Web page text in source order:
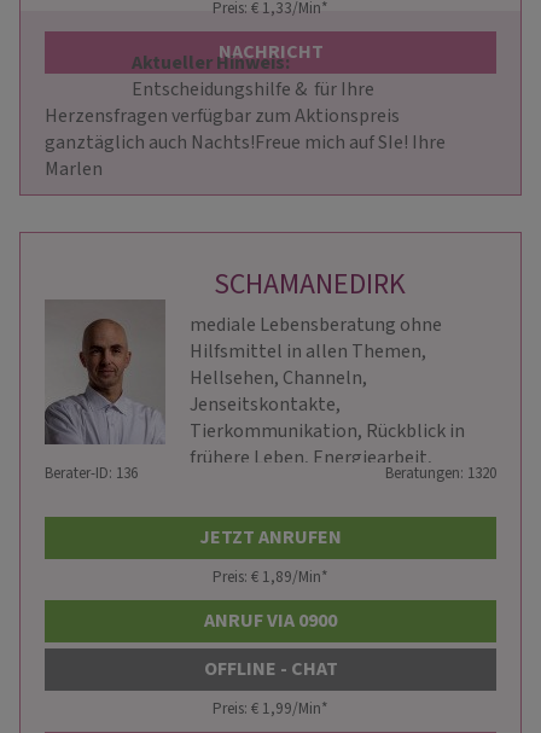
Preis: € 1,33/Min*
NACHRICHT
Aktueller Hinweis:
Herzensfragen verfügbar zum Aktionspreis
ganztäglich auch Nachts!Freue mich auf SIe! Ihre
Marlen
SCHAMANEDIRK
mediale Lebensberatung ohne
Hilfsmittel in allen Themen,
Hellsehen, Channeln,
Jenseitskontakte,
Tierkommunikation, Rückblick in
frühere Leben, Energiearbeit,
Berater-ID: 136 Beratungen: 1320
JETZT ANRUFEN
Preis: € 1,89/Min*
ANRUF VIA 0900
OFFLINE - CHAT
Preis: € 1,99/Min*